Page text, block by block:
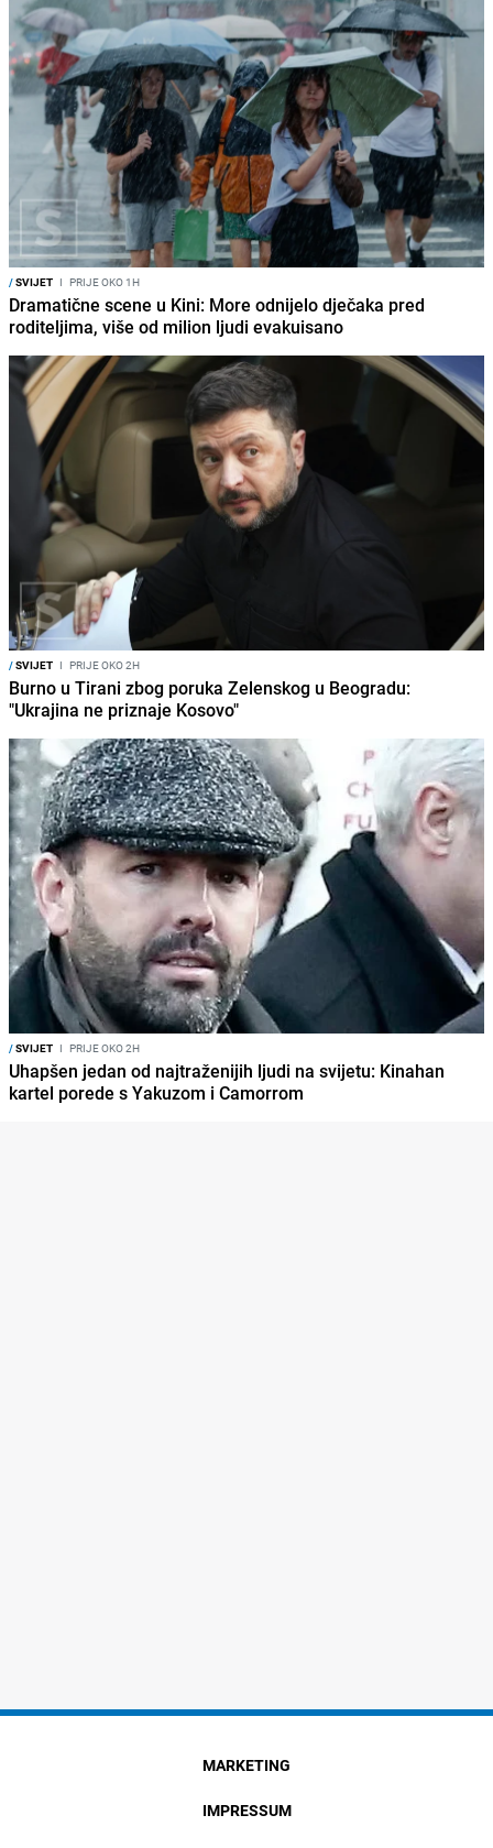
/SVIJET I PRIJE OKO 1H
Dramatične scene u Kini: More odnijelo dječaka pred
roditeljima, više od milion ljudi evakuisano
/SVIJET I PRIJE OKO 2H
Burno u Tirani zbog poruka Zelenskog u Beogradu:
"Ukrajina ne priznaje Kosovo"
/SVIJET I PRIJE OKO 2H
Uhapšen jedan od najtraženijih ljudi na svijetu: Kinahan
kartel porede s Yakuzom i Camorrom
MARKETING
IMPRESSUM